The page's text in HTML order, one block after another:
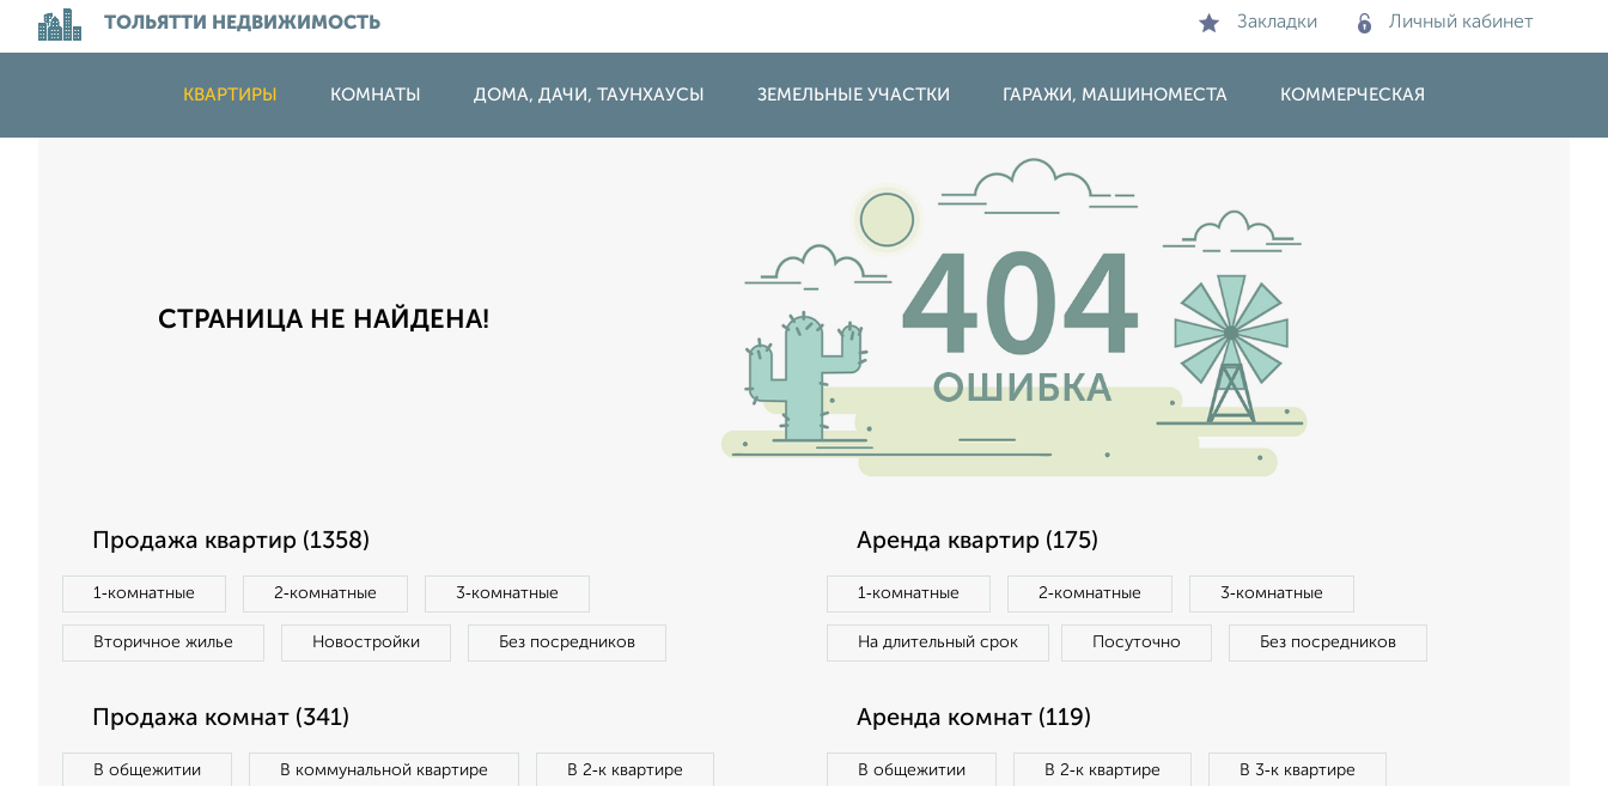
ТОЛЬЯТТИ НЕДВИЖИМОСТЬ Закладки Личный кабинет
КВАРТИРЫ КОМНАТЫ ДОМА, ДАЧИ, ТАУНХАУСЫ ЗЕМЕЛЬНЫЕ УЧАСТКИ ГАРАЖИ, МАШИНОМЕСТА КОММЕРЧЕСКАЯ
СТРАНИЦА НЕ НАЙДЕНА!
Продажа квартир (1358)
1‑комнатные 2‑комнатные 3‑комнатные
Вторичное жилье Новостройки Без посредников
Аренда квартир (175)
1‑комнатные 2‑комнатные 3‑комнатные
На длительный срок Посуточно Без посредников
Продажа комнат (341)
В общежитии В коммунальной квартире В 2‑к квартире
Аренда комнат (119)
В общежитии В 2‑к квартире В 3‑к квартире